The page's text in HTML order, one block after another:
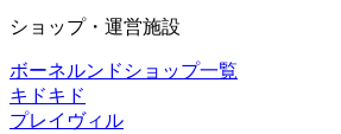
ショップ・運営施設
ボーネルンドショップ一覧
キドキド
プレイヴィル